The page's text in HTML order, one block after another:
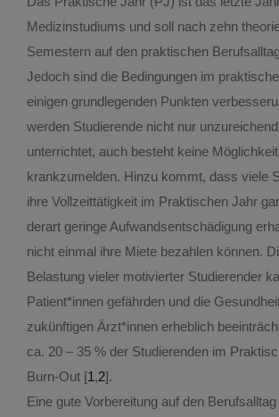
Medizinstudiums und soll nach zehn
Semestern auf den praktischen
Jedoch sind die Bedingungen im
einigen grundlegenden Punkten
werden Studierende nicht nur
unterrichtet, auch besteht keine
krankzumelden. Hinzu kommt, dass viele
ihre Vollzeittätigkeit im Praktischen Jahr
derart geringe Aufwandsentschädigung
nicht einmal ihre Miete bezahlen können.
Belastung vieler motivierter Studierender
Patient*innen gefährden und die
zukünftigen Ärzt*innen erheblich
ca. 20 – 35 % der Studierenden im
Burn-Out [1,2].
Eine gute Vorbereitung auf den